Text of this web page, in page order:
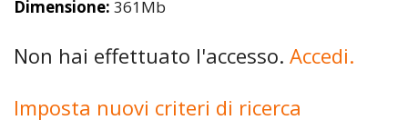
Dimensione: 361Mb
Non hai effettuato l'accesso. Accedi.
Imposta nuovi criteri di ricerca